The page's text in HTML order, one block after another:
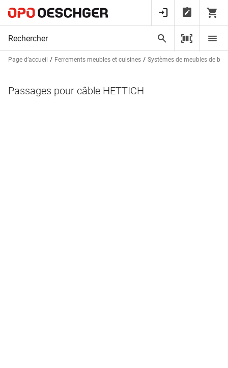
Page d’accueil Ferrements meubles et cuisines Systèmes de meubles de
Passages pour câble HETTICH